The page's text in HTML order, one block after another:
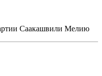
Саакашвили Мелию